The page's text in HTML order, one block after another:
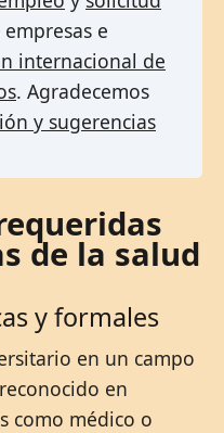
e
internacional de
. Agradecemos
y sugerencias
de la salud
y formales
en un campo
en
como médico o